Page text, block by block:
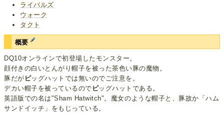
ライバルズ
ウォーク
タクト
概要
DQ10オンラインで初登場したモンスター。
顔付きの白いとんがり帽子を被った茶色い豚の魔物。
豚だが ピッグハットでは無いのでご注意を。
デカい帽子を被っているので ビッグハットである。
英語版での名は"Sham Hatwitch"。魔女のような帽子と、豚故か「ハム
サンドイッチ」をもじっている。